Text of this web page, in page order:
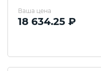
Ваша цена
18 634.25 ₽